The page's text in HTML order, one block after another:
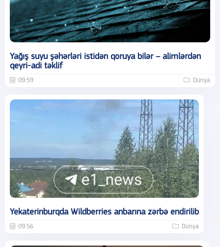
Yağış suyu şəhərləri istidən qoruya bilər – alimlərdən
qeyri-adi təklif
09:59 Dünya
Yekaterinburqda Wildberries anbarına zərbə endirilib
09:56 Dünya